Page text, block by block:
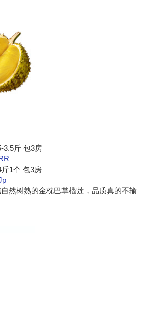
3.5斤 包3房
1个 包3房
然树熟的金枕巴掌榴莲，品质真的不输